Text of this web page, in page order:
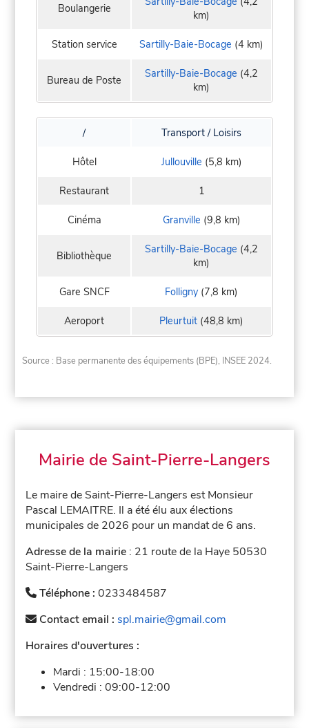
Boulangerie
km)
Station service Sartilly-Baie-Bocage (4 km)
Bureau de Poste Sartilly-Baie-Bocage (4,2
km)
/ Transport / Loisirs
Hôtel Jullouville (5,8 km)
Restaurant 1
Cinéma Granville (9,8 km)
Bibliothèque Sartilly-Baie-Bocage (4,2
km)
Gare SNCF Folligny (7,8 km)
Aeroport Pleurtuit (48,8 km)
Source : Base permanente des équipements (BPE), INSEE 2024.
Mairie de Saint-Pierre-Langers
Le maire de Saint-Pierre-Langers est Monsieur
Pascal LEMAITRE. Il a été élu aux élections
municipales de 2026 pour un mandat de 6 ans.
Adresse de la mairie : 21 route de la Haye 50530
Saint-Pierre-Langers
Téléphone :0233484587
Contact email : spl.mairie@gmail.com
Horaires d'ouvertures :
Mardi : 15:00-18:00
Vendredi :09:00-12:00